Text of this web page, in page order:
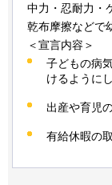
中力・忍耐力・
乾布摩擦などで
＜宣言内容＞
子どもの病
けるように
出産や育児
有給休暇の